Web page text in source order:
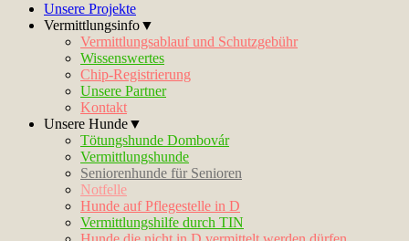
Unsere Projekte
Vermittlungsinfo▼
Vermittlungsablauf und Schutzgebühr
Wissenswertes
Chip-Registrierung
Unsere Partner
Kontakt
Unsere Hunde▼
Tötungshunde Dombovár
Vermittlungshunde
Seniorenhunde für Senioren
Notfelle
Hunde auf Pflegestelle in D
Vermittlungshilfe durch TIN